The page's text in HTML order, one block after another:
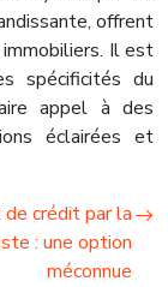
offrent
Il est
spécificités du
appel à des
éclairées et
de crédit par la
: une option
méconnue